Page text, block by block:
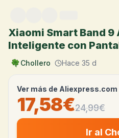
Xiaomi Smart Band
Inteligente con
Chollero Hace 35 d
Ver más de Aliexpress.com
17,58€24,99€
Ir al